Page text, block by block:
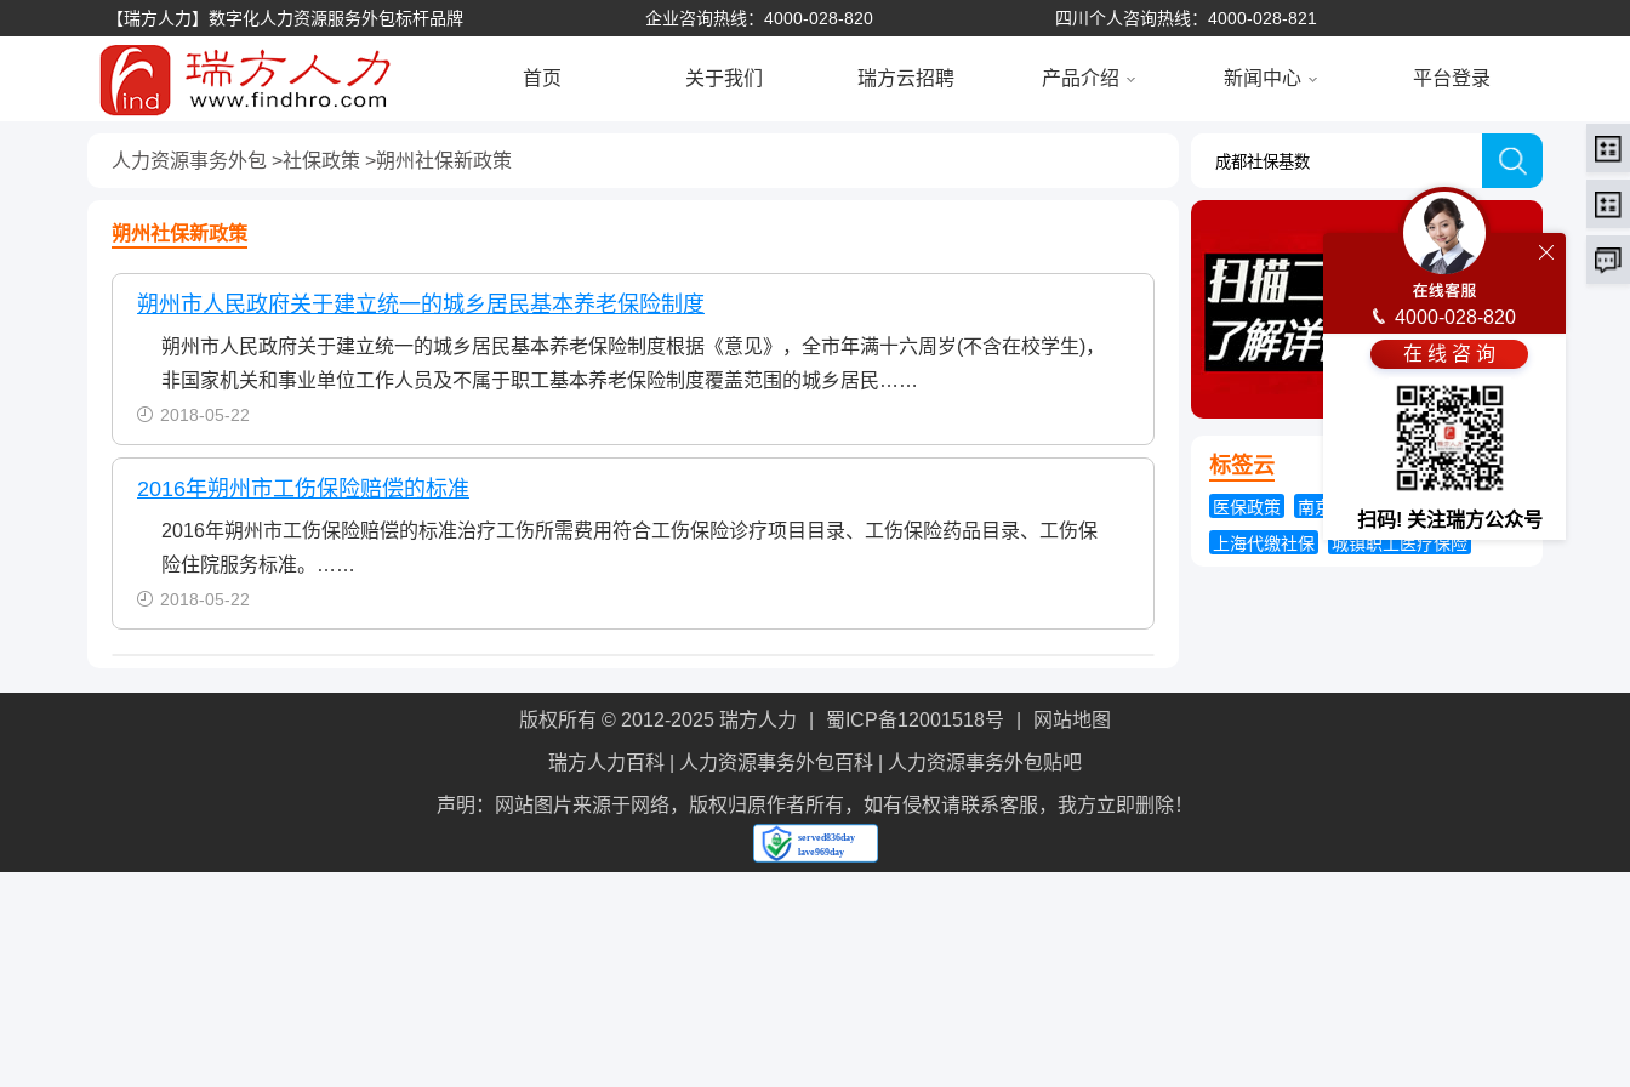
【瑞方人力】数字化人力资源服务外包标杆品牌 企业咨询热线：4000-028-820 四川个人咨询热线：4000-028-821
首页 关于我们 瑞方云招聘 产品介绍 新闻中心 平台登录
人力资源事务外包 社保政策 朔州社保新政策
朔州社保新政策
朔州市人民政府关于建立统一的城乡居民基本养老保险制度
朔州市人民政府关于建立统一的城乡居民基本养老保险制度根据《意见》，全市年满十六周岁(不含在校学生)，
非国家机关和事业单位工作人员及不属于职工基本养老保险制度覆盖范围的城乡居民……
2018-05-22
2016年朔州市工伤保险赔偿的标准
2016年朔州市工伤保险赔偿的标准治疗工伤所需费用符合工伤保险诊疗项目目录、工伤保险药品目录、工伤保
险住院服务标准。……
2018-05-22
标签云
医保政策 南京公积金提取
农村社保
上海代缴社保
城镇职工医疗保险
版权所有 © 2012-2025 瑞方人力 蜀ICP备12001518号 网站地图
瑞方人力百科 人力资源事务外包百科 人力资源事务外包贴吧
声明：网站图片来源于网络，版权归原作者所有，如有侵权请联系客服，我方立即删除！
4000-028-820
在 线 咨 询
扫码! 关注瑞方公众号